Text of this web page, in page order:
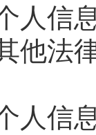
人信
他法
人信